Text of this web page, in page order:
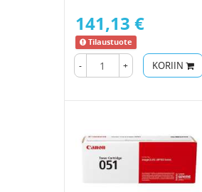
141,13 €
Tilaustuote
- + KORIIN